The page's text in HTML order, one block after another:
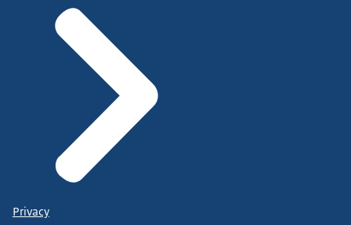
Privacy